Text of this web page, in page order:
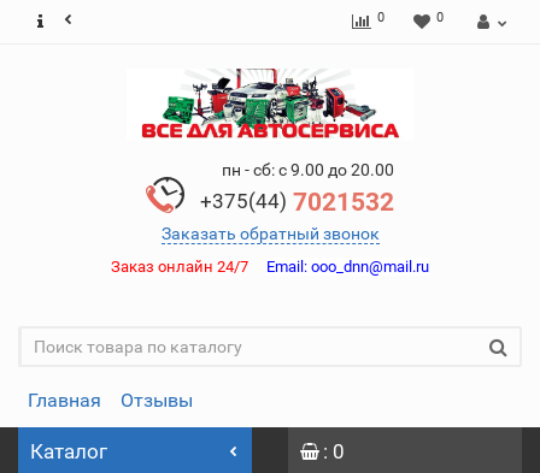
0 0
пн - сб: с 9.00 до 20.00
+375(44) 7021532
Заказать обратный звонок
Заказ онлайн 24/7 Email: ooo_dnn@mail.ru
Главная Отзывы
Каталог : 0